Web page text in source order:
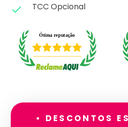
TCC Opcional
• DESCONTOS